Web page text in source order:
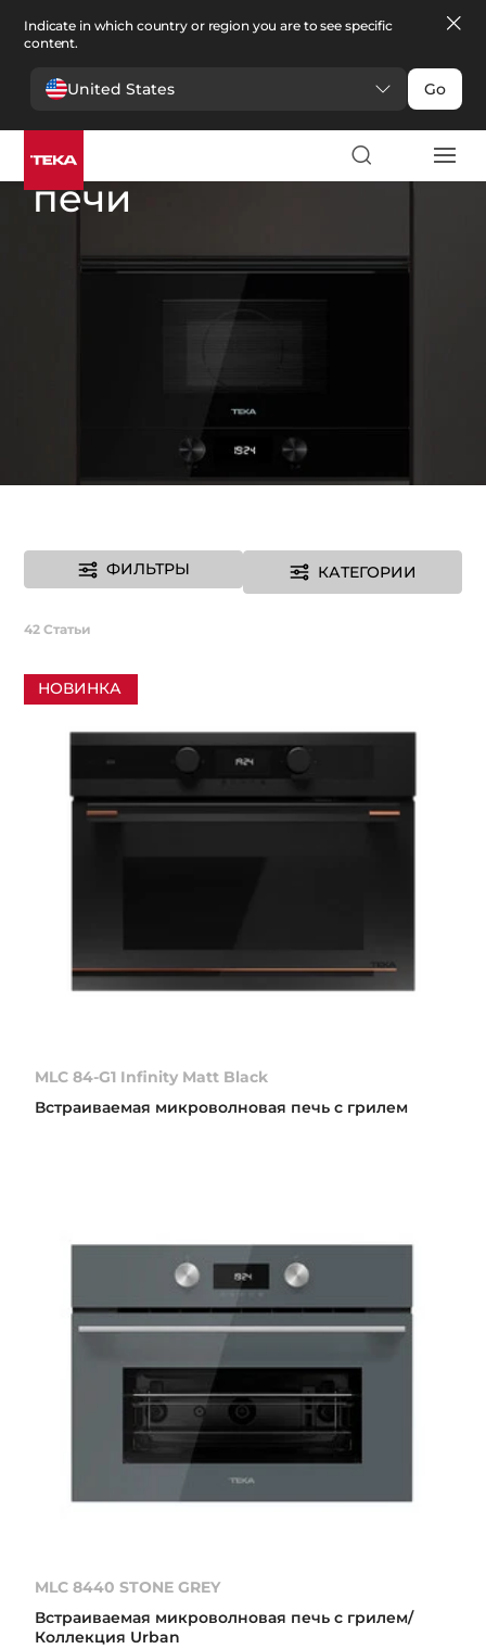
Indicate in which country or region you are to see specific
content.
United States Go
кухни >Микроволновые печи
Микроволновые
печи
ФИЛЬТРЫ КАТЕГОРИИ
42 Статьи
НОВИНКА
MLC 84-G1 Infinity Matt Black
Встраиваемая микроволновая печь с грилем
MLC 8440 STONE GREY
Встраиваемая микроволновая печь с грилем/
Коллекция Urban